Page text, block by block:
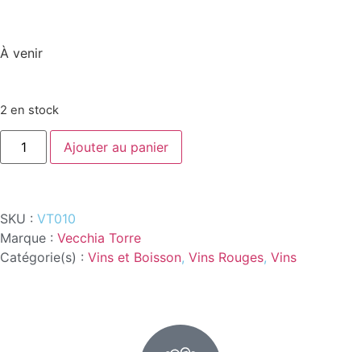
À venir
2 en stock
Ajouter au panier
SKU : VT010
Marque : Vecchia Torre
Catégorie(s) : Vins et Boisson, Vins Rouges, Vins